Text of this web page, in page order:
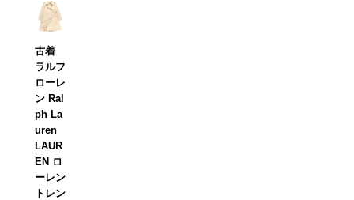
古着
ラルフ
ローレ
ン Ral
ph La
uren
LAUR
EN ロ
ーレン
トレン